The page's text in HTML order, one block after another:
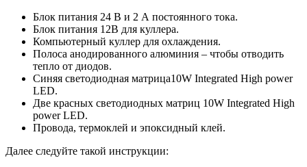
Блок питания 24 В и 2 А постоянного тока.
Блок питания 12В для куллера.
Компьютерный куллер для охлаждения.
Полоса анодированного алюминия – чтобы отводить
тепло от диодов.
Синяя светодиодная матрица10W Integrated High power
LED.
Две красных светодиодных матриц 10W Integrated High
power LED.
Провода, термоклей и эпоксидный клей.
Далее следуйте такой инструкции: